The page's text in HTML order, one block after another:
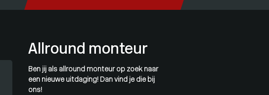
Allround monteur
Ben jij als allround monteur op zoek naar
een nieuwe uitdaging! Dan vind je die bij
ons!